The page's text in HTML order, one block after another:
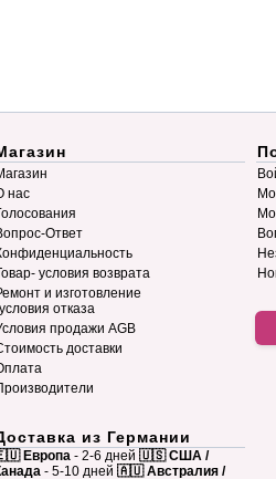
нас
Ответ
условия возврата
и изготовление
отказа
продажи AGB
доставки
из Германии
Европа - 2-6 дней 🇺🇸 США /
- 5-10 дней 🇦🇺 Австралия /